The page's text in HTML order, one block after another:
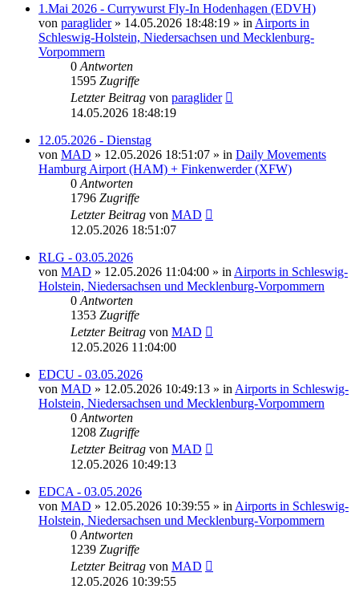
1.Mai 2026 - Currywurst Fly-In Hodenhagen (EDVH)
von paraglider» 14.05.2026 18:48:19 » in Airports in
Schleswig-Holstein, Niedersachsen und Mecklenburg-
Vorpommern
0 Antworten
1595 Zugriffe
Letzter Beitrag von paraglider
14.05.2026 18:48:19
12.05.2026 - Dienstag
von MAD » 12.05.2026 18:51:07 » in Daily Movements
Hamburg Airport (HAM) + Finkenwerder (XFW)
0 Antworten
1796 Zugriffe
Letzter Beitrag von MAD
12.05.2026 18:51:07
RLG - 03.05.2026
von MAD » 12.05.2026 11:04:00 » in Airports in Schleswig-
Holstein, Niedersachsen und Mecklenburg-Vorpommern
0 Antworten
1353 Zugriffe
Letzter Beitrag von MAD
12.05.2026 11:04:00
EDCU - 03.05.2026
von MAD » 12.05.2026 10:49:13 » in Airports in Schleswig-
Holstein, Niedersachsen und Mecklenburg-Vorpommern
0 Antworten
1208 Zugriffe
Letzter Beitrag von MAD
12.05.2026 10:49:13
EDCA - 03.05.2026
von MAD » 12.05.2026 10:39:55 » in Airports in Schleswig-
Holstein, Niedersachsen und Mecklenburg-Vorpommern
0 Antworten
1239 Zugriffe
Letzter Beitrag von MAD
12.05.2026 10:39:55